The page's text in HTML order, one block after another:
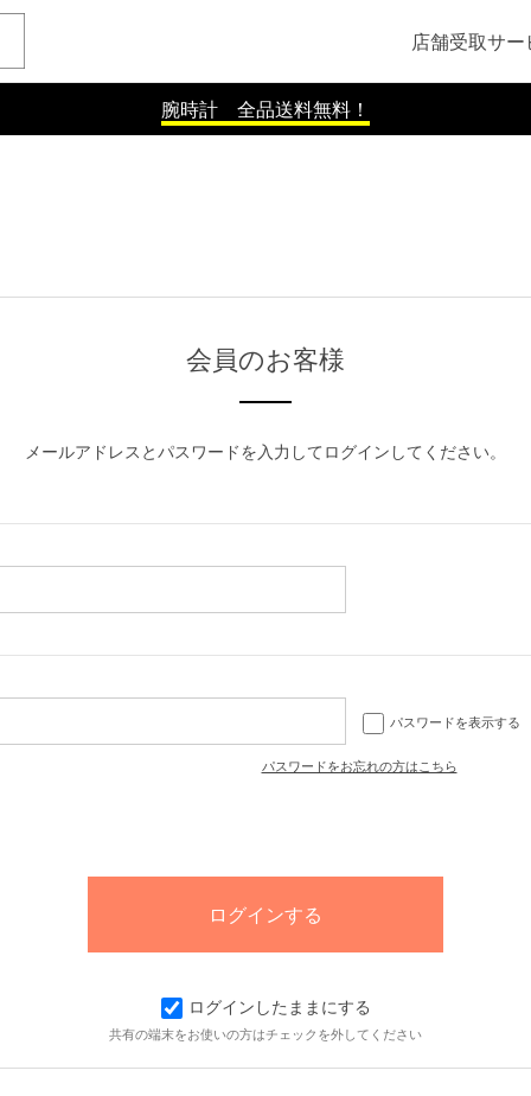
店舗受取サー
腕時計 全品送料無料！
会員のお客様
メールアドレスとパスワードを入力してログインしてください。
パスワードを表示する
パスワードをお忘れの方はこちら
ログインしたままにする
共有の端末をお使いの方はチェックを外してください